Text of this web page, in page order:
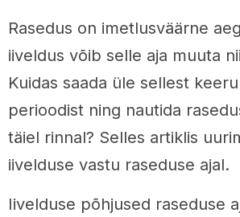
Rasedus on imetlusväärne
iiveldus võib selle aja muuta
Kuidas saada üle sellest
perioodist ning nautida
täiel rinnal? Selles artiklis
iivelduse vastu raseduse ajal.
Iivelduse põhjused raseduse